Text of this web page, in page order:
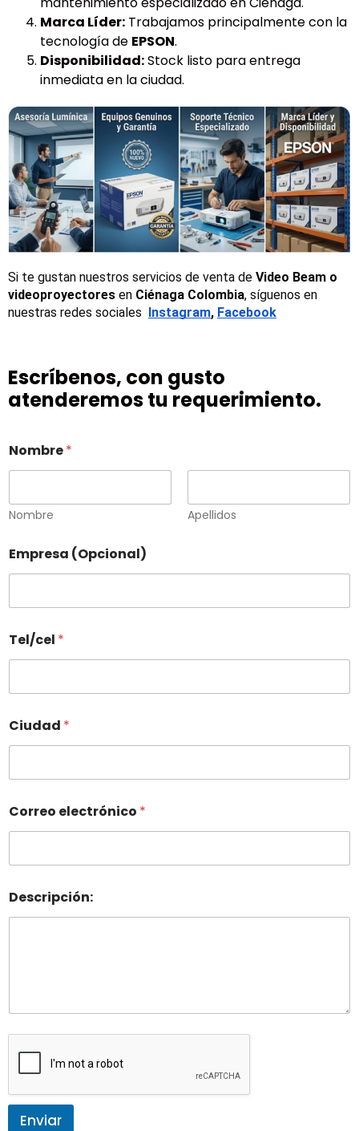
Marca Líder: Trabajamos principalmente con la
tecnología de EPSON.
Disponibilidad:Stock listo para entrega
inmediata en la ciudad.
Si te gustan nuestros servicios de venta de Video Beam o
videoproyectores en Ciénaga Colombia, síguenos en
nuestras redes sociales
Instagram, Facebook
Escríbenos, con gusto
atenderemos tu requerimiento.
Nombre*
Nombre Apellidos
Empresa (Opcional)
Tel/cel *
Ciudad *
Correo electrónico *
Descripción:
Enviar